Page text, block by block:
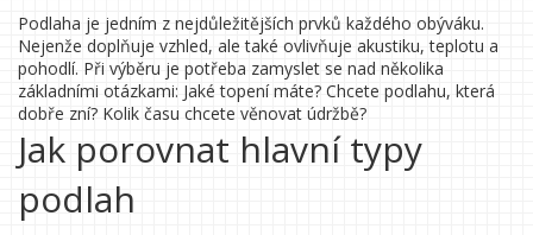
Podlaha je jedním z nejdůležitějších prvků každého obýváku.
Nejenže doplňuje vzhled, ale také ovlivňuje akustiku, teplotu a
pohodlí. Při výběru je potřeba zamyslet se nad několika
základními otázkami: Jaké topení máte? Chcete podlahu, která
dobře zní? Kolik času chcete věnovat údržbě?
Jak porovnat hlavní typy
podlah